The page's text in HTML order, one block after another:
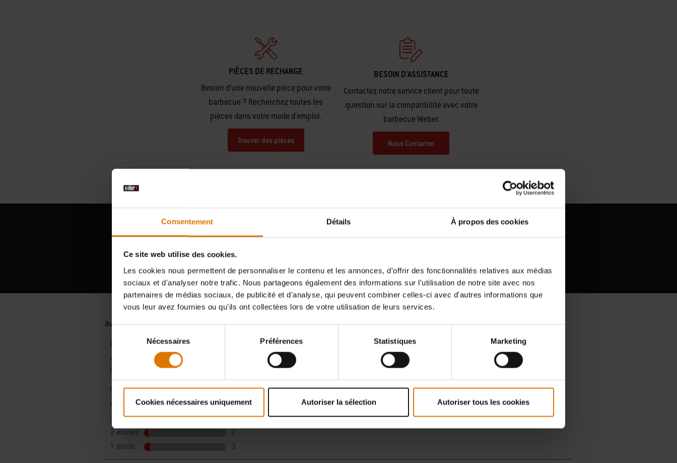
Consentement Détails À propos des cookies
Ce site web utilise des cookies.
Les cookies nous permettent de personnaliser le contenu et les annonces, d'offrir des fonctionnalités relatives aux médias
sociaux et d'analyser notre trafic. Nous partageons également des informations sur l'utilisation de notre site avec nos
partenaires de médias sociaux, de publicité et d'analyse, qui peuvent combiner celles-ci avec d'autres informations que
vous leur avez fournies ou qu'ils ont collectées lors de votre utilisation de leurs services.
du
consentement
Nécessaires Préférences Statistiques Marketing
Cookies nécessaires uniquement Autoriser la sélection Autoriser tous les cookies
PIÈCES DE RECHANGE
Besoin d’une nouvelle pièce pour votre
barbecue ? Recherchez toutes les
pièces dans votre mode d'emploi.
Trouver des pièces
BESOIN D'ASSISTANCE
Contactez notre service client pour toute
question sur la compatibilité avec votre
barbecue Weber.
Nous Contacter
Hear From Other Grillers